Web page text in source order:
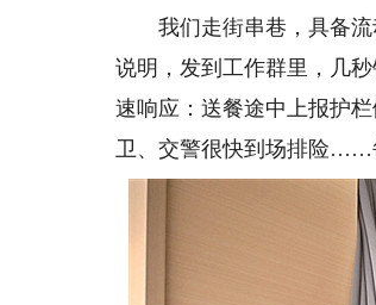
我们走街串巷，具备流
说明，发到工作群里，几
速响应：送餐途中上报护
卫、交警很快到场排险……